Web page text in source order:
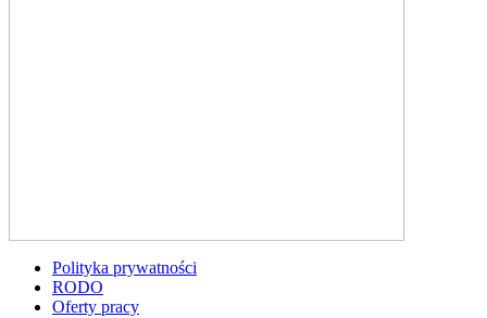
Polityka prywatności
RODO
Oferty pracy